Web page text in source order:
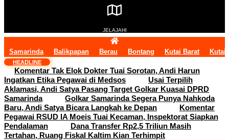
JELAJAHI
Samarinda Balikpapan Berau Bontang Kutai Barat Kutai
HEADLINE
Komentar Tak Elok Dokter Tuai Sorotan, Andi Harun
Ingatkan Etika Pegawai di Medsos
Usai Terpilih
Aklamasi, Andi Satya Pasang Target Golkar Kuasai DPRD
Samarinda
Golkar Samarinda Segera Punya Nahkoda
Baru, Andi Satya Bicara Langkah ke Depan
Komentar
Pegawai RSUD IA Moeis Tuai Kecaman, Inspektorat Siapkan
Pendalaman
Dana Transfer Rp2,5 Triliun Masih
Tertahan, Ruang Fiskal Kaltim Kian Terhimpit